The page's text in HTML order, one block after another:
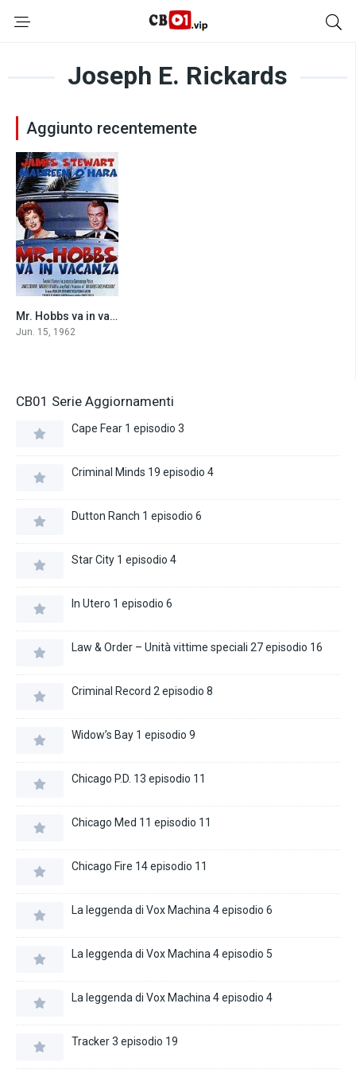
Joseph E. Rickards
Aggiunto recentemente
6.9Mr. Hobbs va in vacanza (1962)
Jun. 15, 1962
CB01 Serie Aggiornamenti
Cape Fear 1 episodio 3
Criminal Minds 19 episodio 4
Dutton Ranch 1 episodio 6
Star City 1 episodio 4
In Utero 1 episodio 6
Law & Order – Unità vittime speciali 27 episodio 16
Criminal Record 2 episodio 8
Widow’s Bay 1 episodio 9
Chicago P.D. 13 episodio 11
Chicago Med 11 episodio 11
Chicago Fire 14 episodio 11
La leggenda di Vox Machina 4 episodio 6
La leggenda di Vox Machina 4 episodio 5
La leggenda di Vox Machina 4 episodio 4
Tracker 3 episodio 19